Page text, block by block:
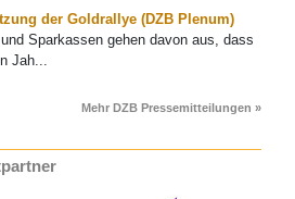
der Goldrallye (DZB Plenum)
Sparkassen gehen davon aus, dass
Jah...
Mehr DZB Pressemitteilungen »